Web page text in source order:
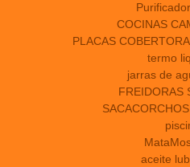
COCINAS
PLACAS
termo
jarras de
FREIDORAS
aceite